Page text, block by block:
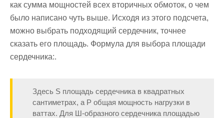
как сумма мощностей всех вторичных обмоток, о чем
было написано чуть выше. Исходя из этого подсчета,
можно выбрать подходящий сердечник, точнее
сказать его площадь. Формула для выбора площади
сердечника:.
Здесь S площадь сердечника в квадратных
сантиметрах, а P общая мощность нагрузки в
ваттах. Для Ш-образного сердечника площадью